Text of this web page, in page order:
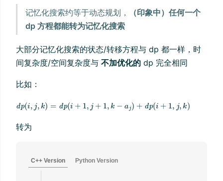
记忆化搜索约等于动态规划，
（印象中）任何一个
dp 方程都能转为记忆化搜索
大部分记忆化搜索的状态/转移方程与 dp 都一样，时
间复杂度/空间复杂度与 不加优化的 dp 完全相同
比如：
转为
C++ Version Python Version